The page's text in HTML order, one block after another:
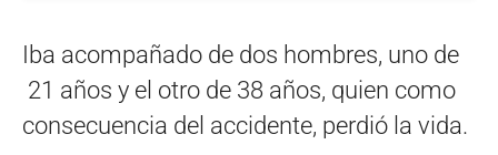
Iba acompañado de dos hombres, uno de
21 años y el otro de 38 años, quien como
consecuencia del accidente, perdió la vida.